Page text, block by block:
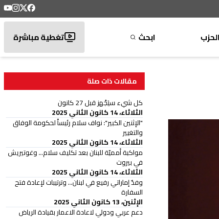
الحزب ابحث تغطية مباشرة
مقالات ذات صلة
كل شيء سيَجْهز قبل 27 كانون
الثلاثاء، 14 كانون الثاني 2025
"الإثنين الكبير": نواف سلام رئيساً لحكومة الوفاق
والتغيير
الثلاثاء، 14 كانون الثاني 2025
مواكبة أمميّة للبنان بعد تكليف سلام... وغوتيريش
في بيروت
الثلاثاء، 14 كانون الثاني 2025
وفدٌ إماراتي رفيع في لبنان... وترتيبات لإعادة فتح
السفارة
الإثنين، 13 كانون الثاني 2025
دعم عربي ودولي لاعادة الاعمار بقيادة الرياض